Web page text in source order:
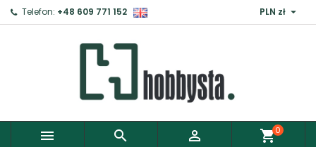
Telefon: +48 609 771 152 PLN zł 
   shopping_cart0
Zaloguj ×
Aby zapisać produkty do Schowka, musisz się
Anuluj Zaloguj